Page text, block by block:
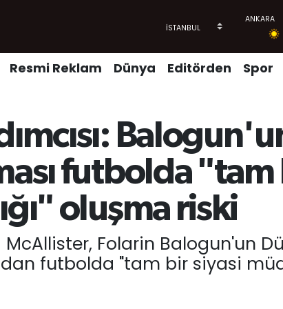
Resmi Reklam Dünya Editörden Spor
futbolda "tam
oluşma riski
McAllister, Folarin Balogun'un
futbolda "tam bir siyasi